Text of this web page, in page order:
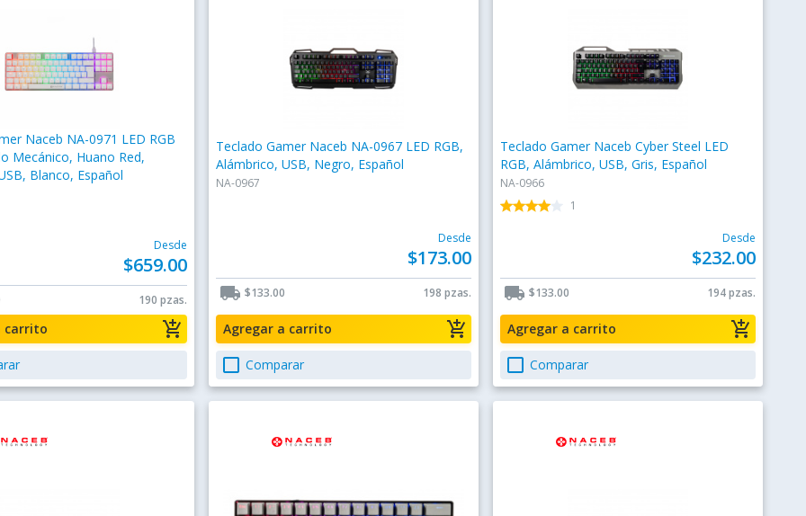
Naceb NA-0971 LED RGB
Mecánico, Huano Red,
Blanco, Español
Desde
$659.00
190 pzas.
add_shopping_cart
carrito
Teclado Gamer Naceb NA-0967 LED RGB,
Alámbrico, USB, Negro, Español
NA-0967
Desde
$173.00
local_shipping $133.00 198 pzas.
add_shopping_cart
Agregar a carrito
check_box_outline_blank Comparar
Teclado Gamer Naceb Cyber Steel LED
RGB, Alámbrico, USB, Gris, Español
NA-0966
starstarstarstarstar
starstarstarstarstar 1
Desde
$232.00
local_shipping $133.00 194 pzas.
add_shopping_cart
Agregar a carrito
check_box_outline_blank Comparar